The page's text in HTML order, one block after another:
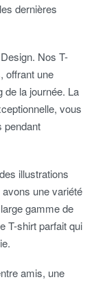
dernières
Nos T-
offrant une
de la journée. La
vous
pendant
illustrations
une variété
gamme de
T-shirt parfait qui
amis, une